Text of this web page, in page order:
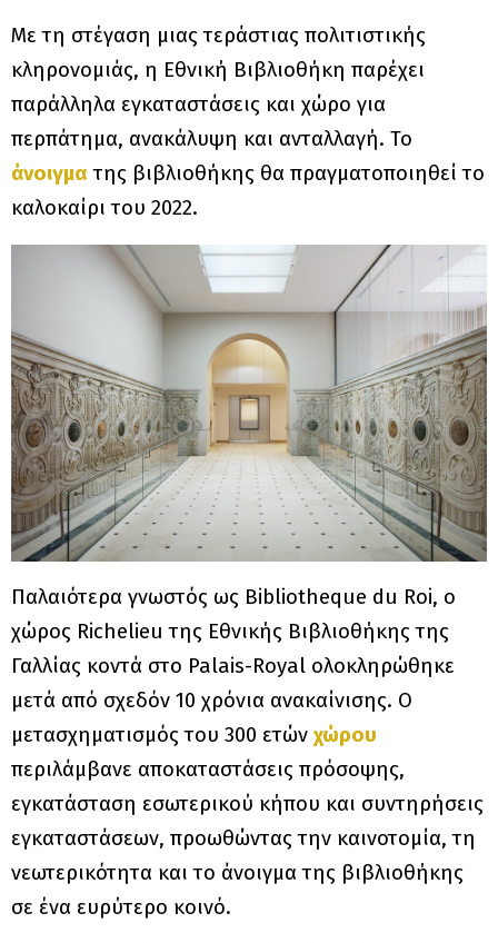
Με τη στέγαση μιας τεράστιας πολιτιστικής
κληρονομιάς, η Εθνική Βιβλιοθήκη παρέχει
παράλληλα εγκαταστάσεις και χώρο για
περπάτημα, ανακάλυψη και ανταλλαγή. Το
άνοιγμα της βιβλιοθήκης θα πραγματοποιηθεί το
καλοκαίρι του 2022.
Παλαιότερα γνωστός ως Bibliotheque du Roi, ο
χώρος Richelieu της Εθνικής Βιβλιοθήκης της
Γαλλίας κοντά στο Palais-Royal ολοκληρώθηκε
μετά από σχεδόν 10 χρόνια ανακαίνισης. Ο
μετασχηματισμός του 300 ετών χώρου
περιλάμβανε αποκαταστάσεις πρόσοψης,
εγκατάσταση εσωτερικού κήπου και συντηρήσεις
εγκαταστάσεων, προωθώντας την καινοτομία, τη
νεωτερικότητα και το άνοιγμα της βιβλιοθήκης
σε ένα ευρύτερο κοινό.